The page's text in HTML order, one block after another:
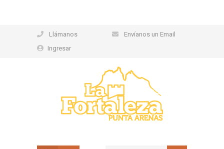
Llámanos
Envíanos un Email
Ingresar